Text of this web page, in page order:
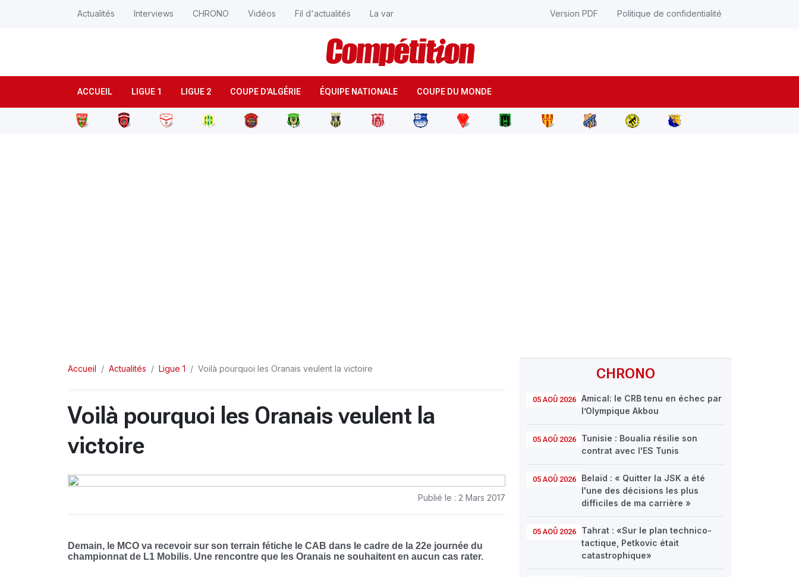
ACCUEIL LIGUE 1 LIGUE 2 COUPE D'ALGÉRIE ÉQUIPE NATIONALE COUPE DU MONDE
Actualités Interviews CHRONO Vidéos Fil d'actualités La var Version PDF Politique de confidentialité
CHRONO
05 AOÛ 2026
Amical: le CRB tenu en échec par
l’Olympique Akbou
05 AOÛ 2026
Tunisie : Boualia résilie son
contrat avec l'ES Tunis
05 AOÛ 2026
Belaïd : « Quitter la JSK a été
l'une des décisions les plus
difficiles de ma carrière »
05 AOÛ 2026
Tahrat : «Sur le plan technico-
tactique, Petkovic était
catastrophique»
Accueil Actualités Ligue 1 Voilà pourquoi les Oranais veulent la victoire
Voilà pourquoi les Oranais veulent la
victoire
Publié le : 2 Mars 2017
Demain, le MCO va recevoir sur son terrain fétiche le CAB dans le cadre de la 22e journée du
championnat de L1 Mobilis. Une rencontre que les Oranais ne souhaitent en aucun cas rater.